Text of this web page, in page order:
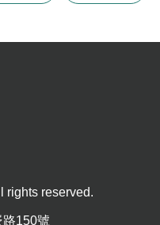
rights reserved.
路150號